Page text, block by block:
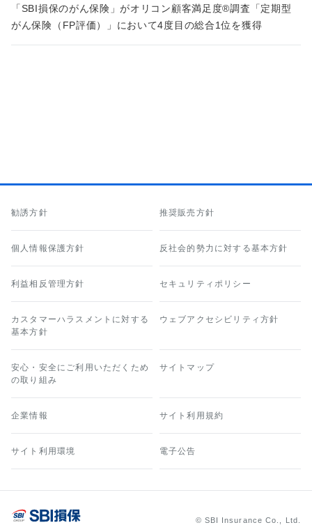
「SBI損保のがん保険」がオリコン顧客満足度®調査「定期型
がん保険（FP評価）」において4度目の総合1位を獲得
勧誘方針 推奨販売方針
個人情報保護方針 反社会的勢力に対する基本方針
利益相反管理方針 セキュリティポリシー
カスタマーハラスメントに対する
基本方針
ウェブアクセシビリティ方針
安心・安全にご利用いただくため
の取り組み
サイトマップ
企業情報 サイト利用規約
サイト利用環境 電子公告
© SBI Insurance Co., Ltd.